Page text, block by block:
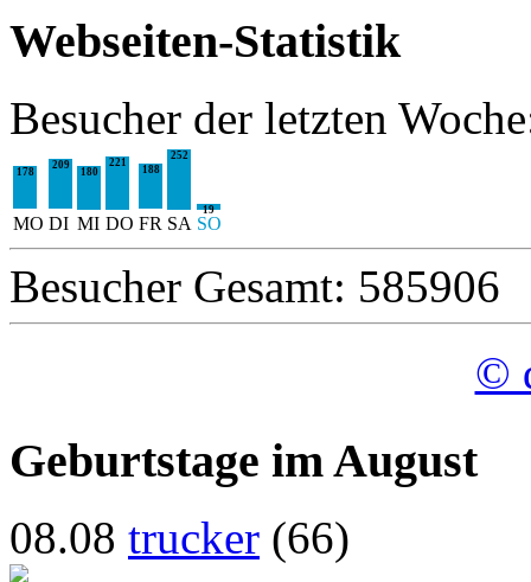
Webseiten-Statistik
Besucher der letzten
178
209
180
221
188
252
19
MO DI MI DO FR SA SO
Besucher Gesamt: 585906
©
Geburtstage im August
08.08 trucker (66)